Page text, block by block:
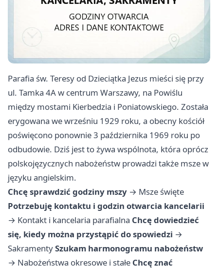
Parafia św. Teresy od Dzieciątka Jezus mieści się przy
ul. Tamka 4A w centrum Warszawy, na Powiślu
między mostami Kierbedzia i Poniatowskiego. Została
erygowana we wrześniu 1929 roku, a obecny kościół
poświęcono ponownie 3 października 1969 roku po
odbudowie. Dziś jest to żywa wspólnota, która oprócz
polskojęzycznych nabożeństw prowadzi także msze w
języku angielskim.
Chcę sprawdzić godziny mszy → Msze święte
Potrzebuję kontaktu i godzin otwarcia kancelarii
→ Kontakt i kancelaria parafialna Chcę dowiedzieć
się, kiedy można przystąpić do spowiedzi →
SakramentySzukam harmonogramu nabożeństw
→ Nabożeństwa okresowe i stałe Chcę znać